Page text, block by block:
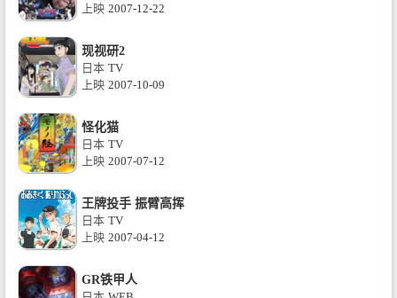
上映 2007-12-22
现视研2
日本 TV
上映 2007-10-09
怪化猫
日本 TV
上映 2007-07-12
王牌投手 振臂高挥
日本 TV
上映 2007-04-12
GR铁甲人